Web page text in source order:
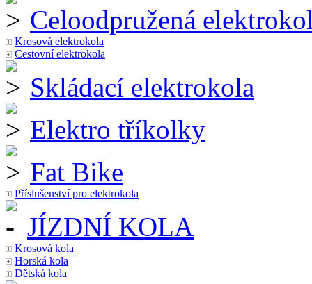
Celoodpružená
Krosová elektrokola
Cestovní elektrokola
Skládací elektrokola
Elektro tříkolky
Fat Bike
Příslušenství pro elektrokola
JÍZDNÍ KOLA
Krosová kola
Horská kola
Dětská kola